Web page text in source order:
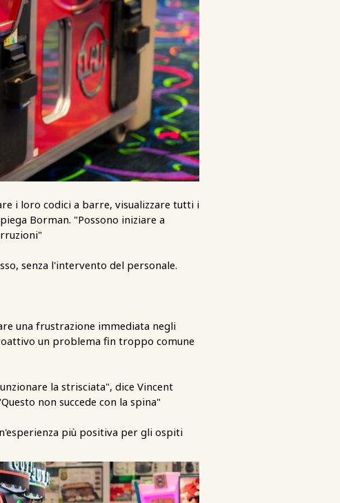
i loro codici a barre, visualizzare tutti i
Borman. "Possono iniziare a
senza l'intervento del personale.
una frustrazione immediata negli
un problema fin troppo comune
la strisciata", dice Vincent
non succede con la spina"
più positiva per gli ospiti